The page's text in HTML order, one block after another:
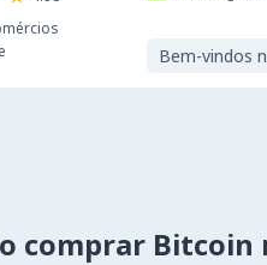
Bem-vindos
comprar Bitcoin